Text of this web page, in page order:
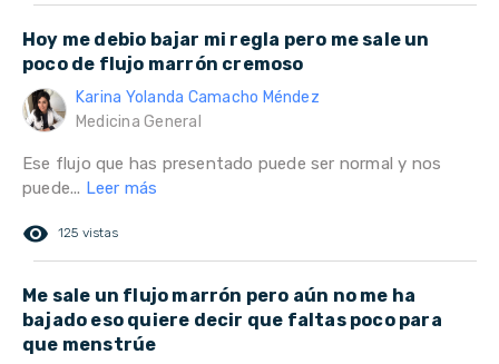
Hoy me debio bajar mi regla pero me sale un
poco de flujo marrón cremoso
Karina Yolanda Camacho Méndez
Medicina General
Ese flujo que has presentado puede ser normal y nos
puede... Leer más
remove_red_eye 125 vistas
Me sale un flujo marrón pero aún no me ha
bajado eso quiere decir que faltas poco para
que menstrúe